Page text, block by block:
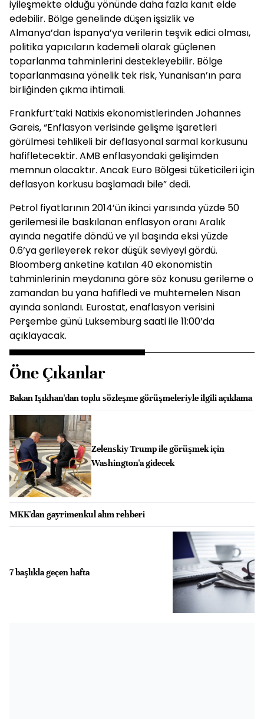
iyileşmekte olduğu yönünde daha fazla kanıt elde
edebilir. Bölge genelinde düşen işsizlik ve
Almanya’dan İspanya’ya verilerin teşvik edici olması,
politika yapıcıların kademeli olarak güçlenen
toparlanma tahminlerini destekleyebilir. Bölge
toparlanmasına yönelik tek risk, Yunanisan’ın para
birliğinden çıkma ihtimali.
Frankfurt’taki Natixis ekonomistlerinden Johannes
Gareis, “Enflasyon verisinde gelişme işaretleri
görülmesi tehlikeli bir deflasyonal sarmal korkusunu
hafifletecektir. AMB enflasyondaki gelişimden
memnun olacaktır. Ancak Euro Bölgesi tüketicileri için
deflasyon korkusu başlamadı bile” dedi.
Petrol fiyatlarının 2014’ün ikinci yarısında yüzde 50
gerilemesi ile baskılanan enflasyon oranı Aralık
ayında negatife döndü ve yıl başında eksi yüzde
0.6’ya gerileyerek rekor düşük seviyeyi gördü.
Bloomberg anketine katılan 40 ekonomistin
tahminlerinin meydanına göre söz konusu gerileme o
zamandan bu yana hafifledi ve muhtemelen Nisan
ayında sonlandı. Eurostat, enaflasyon verisini
Perşembe günü Luksemburg saati ile 11:00’da
açıklayacak.
Öne Çıkanlar
Bakan Işıkhan'dan toplu sözleşme görüşmeleriyle ilgili açıklama
Zelenskiy Trump ile görüşmek için
Washington'a gidecek
MKK'dan gayrimenkul alım rehberi
7 başlıkla geçen hafta